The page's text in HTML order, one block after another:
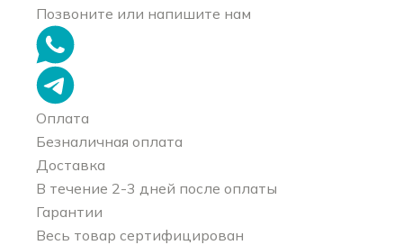
Позвоните или напишите нам
Оплата
Безналичная оплата
Доставка
В течение 2-3 дней после оплаты
Гарантии
Весь товар сертифицирован